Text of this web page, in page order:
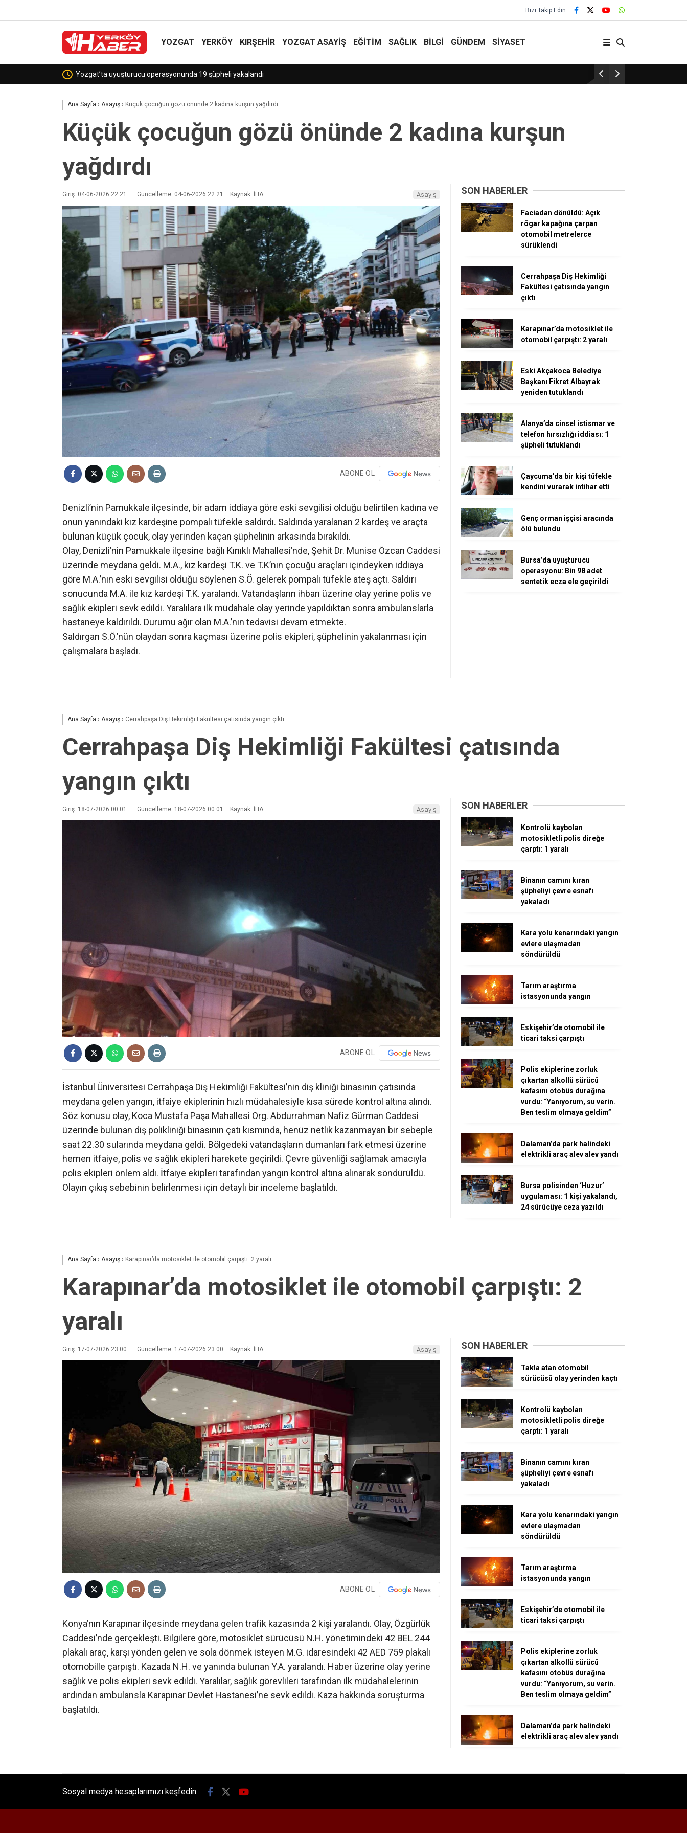
Bizi Takip Edin
YOZGAT YERKÖY KIRŞEHİR YOZGAT ASAYIŞ EĞİTİM SAĞLIK BİLGİ GÜNDEM SİYASET
Sekili Köyü’ne Okul Müjdesi! 29 Yıllık Gelenek Sürüyor!
Ana Sayfa › Asayiş › Küçük çocuğun gözü önünde 2 kadına kurşun yağdırdı
Küçük çocuğun gözü önünde 2 kadına kurşun
yağdırdı
Giriş: 04-06-2026 22:21 Güncelleme: 04-06-2026 22:21 Kaynak: İHA Asayiş
ABONE OL
Denizli’nin Pamukkale ilçesinde, bir adam iddiaya göre eski sevgilisi olduğu belirtilen kadına ve
onun yanındaki kız kardeşine pompalı tüfekle saldırdı. Saldırıda yaralanan 2 kardeş ve araçta
bulunan küçük çocuk, olay yerinden kaçan şüphelinin arkasında bırakıldı.
Olay, Denizli’nin Pamukkale ilçesine bağlı Kınıklı Mahallesi’nde, Şehit Dr. Munise Özcan Caddesi
üzerinde meydana geldi. M.A., kız kardeşi T.K. ve T.K’nın çocuğu araçları içindeyken iddiaya
göre M.A.’nın eski sevgilisi olduğu söylenen S.Ö. gelerek pompalı tüfekle ateş açtı. Saldırı
sonucunda M.A. ile kız kardeşi T.K. yaralandı. Vatandaşların ihbarı üzerine olay yerine polis ve
sağlık ekipleri sevk edildi. Yaralılara ilk müdahale olay yerinde yapıldıktan sonra ambulanslarla
hastaneye kaldırıldı. Durumu ağır olan M.A.’nın tedavisi devam etmekte.
Saldırgan S.Ö.’nün olaydan sonra kaçması üzerine polis ekipleri, şüphelinin yakalanması için
çalışmalara başladı.
SON HABERLER
Faciadan dönüldü: Açık
rögar kapağına çarpan
otomobil metrelerce
sürüklendi
Cerrahpaşa Diş Hekimliği
Fakültesi çatısında yangın
çıktı
Karapınar’da motosiklet ile
otomobil çarpıştı: 2 yaralı
Eski Akçakoca Belediye
Başkanı Fikret Albayrak
yeniden tutuklandı
Alanya’da cinsel istismar ve
telefon hırsızlığı iddiası: 1
şüpheli tutuklandı
Çaycuma’da bir kişi tüfekle
kendini vurarak intihar etti
Genç orman işçisi aracında
ölü bulundu
Bursa’da uyuşturucu
operasyonu: Bin 98 adet
sentetik ecza ele geçirildi
Ana Sayfa › Asayiş › Cerrahpaşa Diş Hekimliği Fakültesi çatısında yangın çıktı
Cerrahpaşa Diş Hekimliği Fakültesi çatısında
yangın çıktı
Giriş: 18-07-2026 00:01 Güncelleme: 18-07-2026 00:01 Kaynak: İHA Asayiş
ABONE OL
İstanbul Üniversitesi Cerrahpaşa Diş Hekimliği Fakültesi’nin diş kliniği binasının çatısında
meydana gelen yangın, itfaiye ekiplerinin hızlı müdahalesiyle kısa sürede kontrol altına alındı.
Söz konusu olay, Koca Mustafa Paşa Mahallesi Org. Abdurrahman Nafiz Gürman Caddesi
üzerinde bulunan diş polikliniği binasının çatı kısmında, henüz netlik kazanmayan bir sebeple
saat 22.30 sularında meydana geldi. Bölgedeki vatandaşların dumanları fark etmesi üzerine
hemen itfaiye, polis ve sağlık ekipleri harekete geçirildi. Çevre güvenliği sağlamak amacıyla
polis ekipleri önlem aldı. İtfaiye ekipleri tarafından yangın kontrol altına alınarak söndürüldü.
Olayın çıkış sebebinin belirlenmesi için detaylı bir inceleme başlatıldı.
SON HABERLER
Kontrolü kaybolan
motosikletli polis direğe
çarptı: 1 yaralı
Binanın camını kıran
şüpheliyi çevre esnafı
yakaladı
Kara yolu kenarındaki yangın
evlere ulaşmadan
söndürüldü
Tarım araştırma
istasyonunda yangın
Eskişehir’de otomobil ile
ticari taksi çarpıştı
Polis ekiplerine zorluk
çıkartan alkollü sürücü
kafasını otobüs durağına
vurdu: “Yanıyorum, su verin.
Ben teslim olmaya geldim”
Dalaman’da park halindeki
elektrikli araç alev alev yandı
Bursa polisinden ‘Huzur’
uygulaması: 1 kişi yakalandı,
24 sürücüye ceza yazıldı
Ana Sayfa › Asayiş › Karapınar’da motosiklet ile otomobil çarpıştı: 2 yaralı
Karapınar’da motosiklet ile otomobil çarpıştı: 2
yaralı
Giriş: 17-07-2026 23:00 Güncelleme: 17-07-2026 23:00 Kaynak: İHA Asayiş
ABONE OL
Konya’nın Karapınar ilçesinde meydana gelen trafik kazasında 2 kişi yaralandı. Olay, Özgürlük
Caddesi’nde gerçekleşti. Bilgilere göre, motosiklet sürücüsü N.H. yönetimindeki 42 BEL 244
plakalı araç, karşı yönden gelen ve sola dönmek isteyen M.G. idaresindeki 42 AED 759 plakalı
otomobille çarpıştı. Kazada N.H. ve yanında bulunan Y.A. yaralandı. Haber üzerine olay yerine
sağlık ve polis ekipleri sevk edildi. Yaralılar, sağlık görevlileri tarafından ilk müdahalelerinin
ardından ambulansla Karapınar Devlet Hastanesi’ne sevk edildi. Kaza hakkında soruşturma
başlatıldı.
SON HABERLER
Takla atan otomobil
sürücüsü olay yerinden kaçtı
Kontrolü kaybolan
motosikletli polis direğe
çarptı: 1 yaralı
Binanın camını kıran
şüpheliyi çevre esnafı
yakaladı
Kara yolu kenarındaki yangın
evlere ulaşmadan
söndürüldü
Tarım araştırma
istasyonunda yangın
Eskişehir’de otomobil ile
ticari taksi çarpıştı
Polis ekiplerine zorluk
çıkartan alkollü sürücü
kafasını otobüs durağına
vurdu: “Yanıyorum, su verin.
Ben teslim olmaya geldim”
Dalaman’da park halindeki
elektrikli araç alev alev yandı
Sosyal medya hesaplarımızı keşfedin